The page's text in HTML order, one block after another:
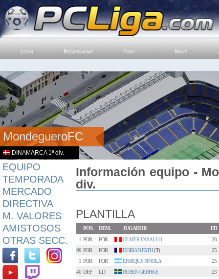
Login Registrarme Foro News
MondegueroFC
DINAMARCA 1ª div.
EQUIPO
TEMPORADA
MERCADO
DIRECTIVA
M. VALORES
AMISTOSOS
OTRAS SECC.
Información equipo -
div.
PLANTILLA
POS. DEM. JUGADOR
ED
1 POR POR OLMER VASALLO
28
99 POR POR DORIAN FATH(T)
25
1 POR POR ENRIQUE PINOLA
25
40 DEF LD RUBEN GERHKE
23